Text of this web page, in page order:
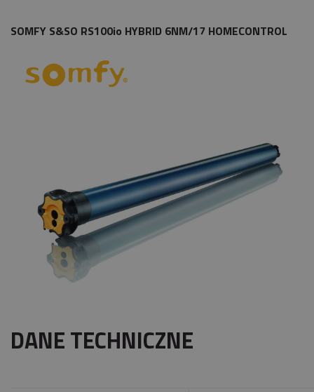
SOMFY S&SO RS100io HYBRID 6NM/17 HOMECONTROL
DANE TECHNICZNE